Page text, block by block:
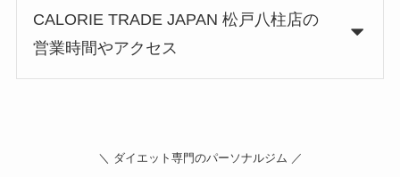
CALORIE TRADE JAPAN 松戸八柱店の
営業時間やアクセス
＼ ダイエット専門のパーソナルジム ／